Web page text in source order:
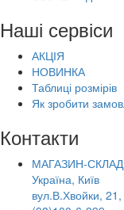
Наші сервіси
АКЦІЯ
НОВИНКА
Таблиці розмірів
Як зробити
Контакти
МАГАЗИН-
Україна, Київ
вул.В.Хвойки,